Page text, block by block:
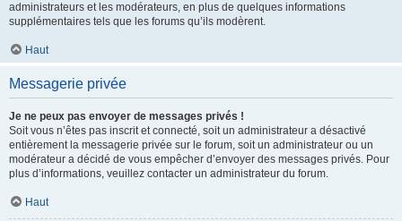
administrateurs et les modérateurs, en plus de quelques informations
supplémentaires tels que les forums qu’ils modèrent.
Haut
Messagerie privée
Je ne peux pas envoyer de messages privés !
Soit vous n’êtes pas inscrit et connecté, soit un administrateur a désactivé
entièrement la messagerie privée sur le forum, soit un administrateur ou un
modérateur a décidé de vous empêcher d’envoyer des messages privés. Pour
plus d’informations, veuillez contacter un administrateur du forum.
Haut